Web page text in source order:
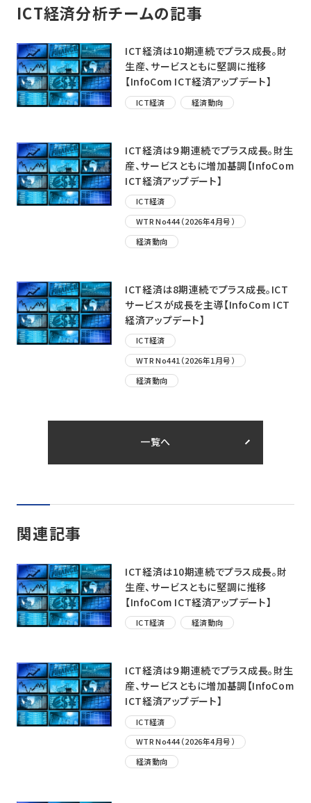
ICT経済分析チームの記事
ICT経済は10期連続でプラス成長。財
生産、サービスともに堅調に推移
【InfoCom ICT経済アップデート】
ICT経済 経済動向
ICT経済は９期連続でプラス成長。財生
産、サービスともに増加基調【InfoCom
ICT経済アップデート】
ICT経済
WTR No444（2026年4月号）
経済動向
ICT経済は8期連続でプラス成長。ICT
サービスが成長を主導【InfoCom ICT
経済アップデート】
ICT経済
WTR No441（2026年1月号）
経済動向
一覧へ
関連記事
ICT経済は10期連続でプラス成長。財
生産、サービスともに堅調に推移
【InfoCom ICT経済アップデート】
ICT経済 経済動向
ICT経済は９期連続でプラス成長。財生
産、サービスともに増加基調【InfoCom
ICT経済アップデート】
ICT経済
WTR No444（2026年4月号）
経済動向